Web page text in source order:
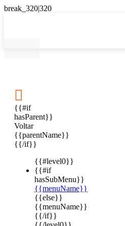

{{#if
hasParent}}
Voltar
{{parentName}}
{{/if}}
{{#level0}}
{{#if
hasSubMenu}}
{{menuName}}
{{else}}
{{menuName}}
{{/if}}